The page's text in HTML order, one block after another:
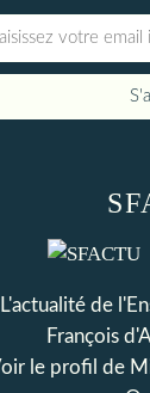
L'actualité de
François
le profil de